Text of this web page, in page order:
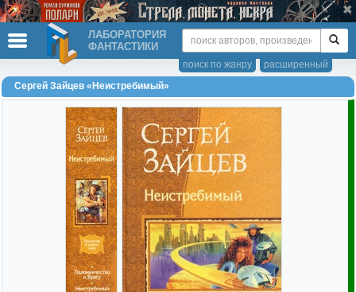
ЛАБОРАТОРИЯ
ФАНТАСТИКИ
расширенный
поиск по жанру
Сергей Зайцев «Неистребимый»